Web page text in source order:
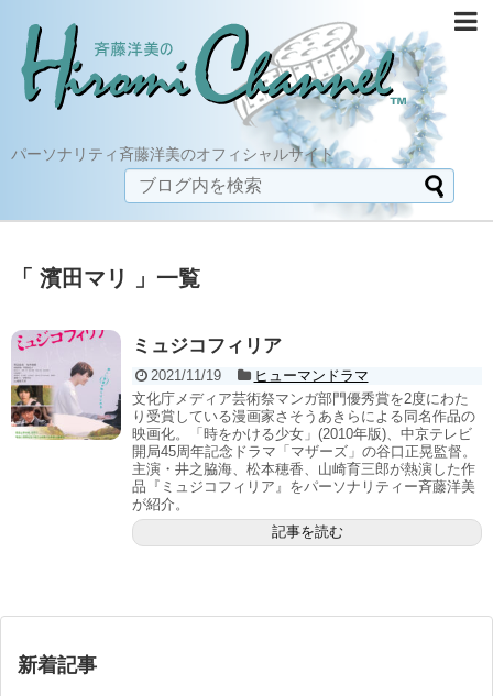
パーソナリティ斉藤洋美のオフィシャルサイト
「 濱田マリ 」一覧
ミュジコフィリア
2021/11/19
ヒューマンドラマ
文化庁メディア芸術祭マンガ部門優秀賞を2度にわた
り受賞している漫画家さそうあきらによる同名作品の
映画化。「時をかける少女」(2010年版)、中京テレビ
開局45周年記念ドラマ「マザーズ」の谷口正晃監督。
主演・井之脇海、松本穂香、山崎育三郎が熱演した作
品『ミュジコフィリア』をパーソナリティー斉藤洋美
が紹介。
記事を読む
新着記事